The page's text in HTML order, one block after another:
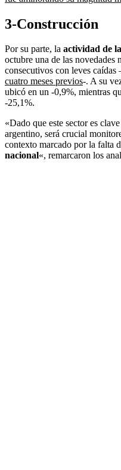
3-Construcción
Por su parte, la actividad de
octubre una de las novedades
consecutivos con leves caídas
cuatro meses previos-. A su
ubicó en un -0,9%, mientras
-25,1%.
«Dado que este sector es
argentino, será crucial
contexto marcado por la falta
nacional«, remarcaron los